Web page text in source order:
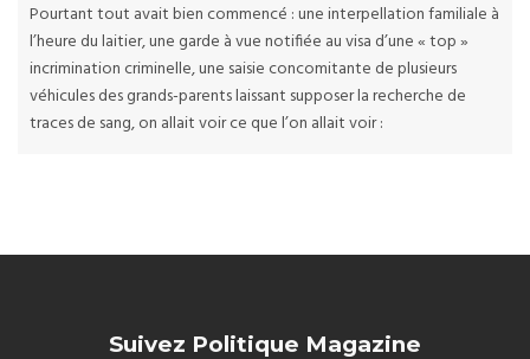
Pourtant tout avait bien commencé :uneinterpellation familiale à
l’heure du laitier, une garde à vue notifiée au visa d’une « top »
incrimination criminelle, une saisie concomitante de plusieurs
véhicules des grands-parents laissant supposer la recherche de
traces de sang, on allait voir ce que l’on allait voir :
Suivez Politique Magazine